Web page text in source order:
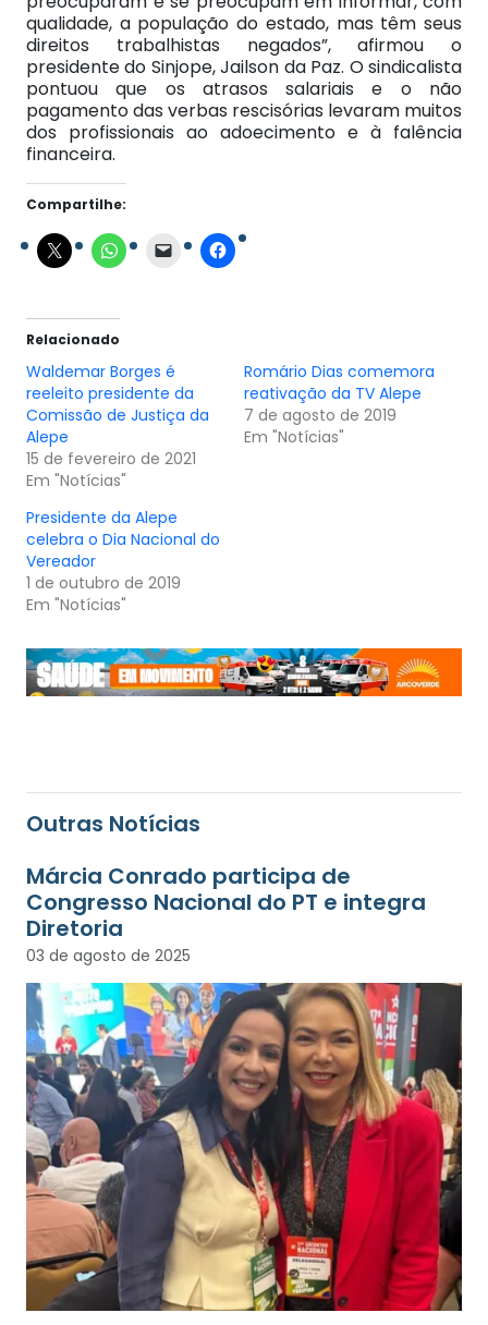
qualidade, a população do estado, mas têm seus
direitos trabalhistas negados”, afirmou o
presidente do Sinjope, Jailson da Paz. O sindicalista
pontuou que os atrasos salariais e o não
pagamento das verbas rescisórias levaram muitos
dos profissionais ao adoecimento e à falência
financeira.
Compartilhe:
Relacionado
Waldemar Borges é
reeleito presidente da
Comissão de Justiça da
Alepe
15 de fevereiro de 2021
Em "Notícias"
Romário Dias comemora
reativação da TV Alepe
7 de agosto de 2019
Em "Notícias"
Presidente da Alepe
celebra o Dia Nacional do
Vereador
1 de outubro de 2019
Em "Notícias"
Outras Notícias
Márcia Conrado participa de
Congresso Nacional do PT e integra
Diretoria
03 de agosto de 2025